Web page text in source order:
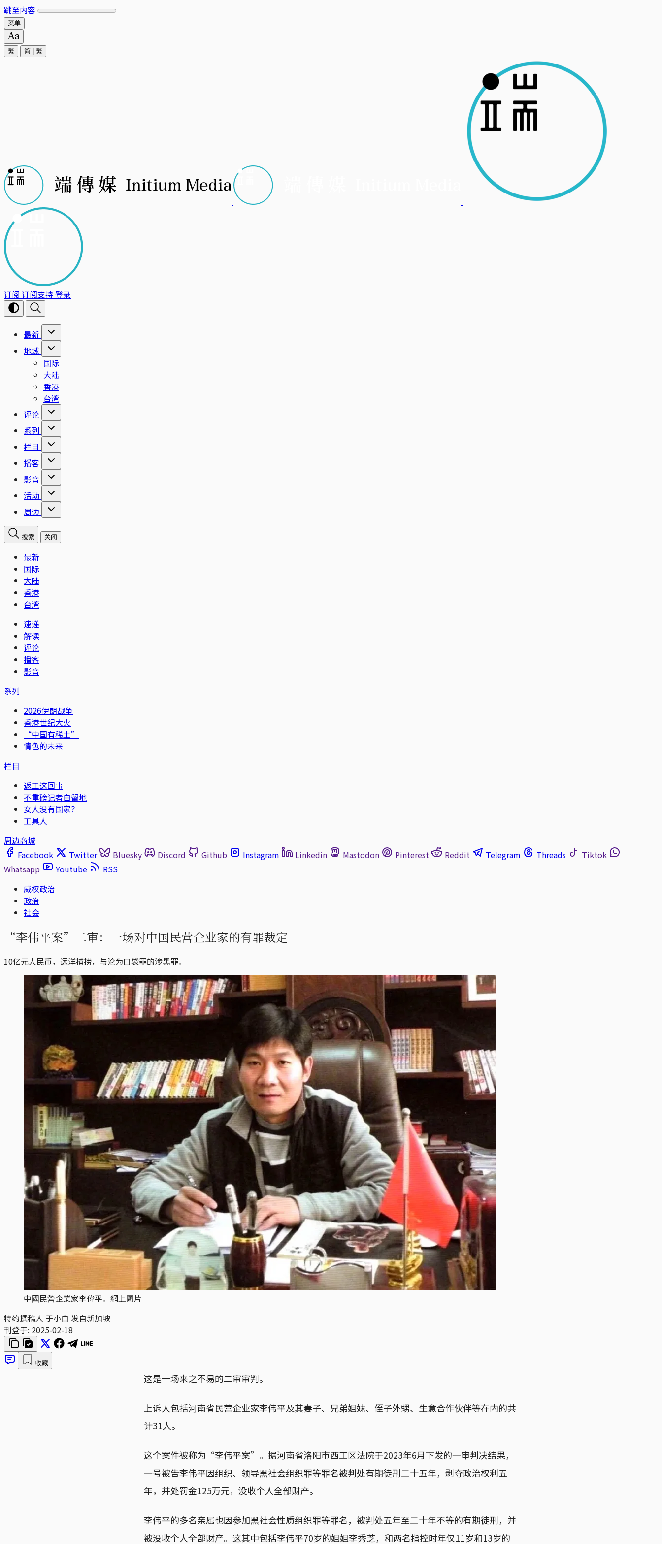
跳至内容
菜单
繁 简 繁
订阅 订阅支持登录
最新
地域
国际
大陆
香港
台湾
评论
系列
栏目
播客
影音
活动
周边
搜索 关闭
最新
国际
大陆
香港
台湾
速递
解读
评论
播客
影音
系列
2026伊朗战争
香港世纪大火
“中国有稀土”
情色的未来
栏目
返工这回事
不重磅记者自留地
女人没有国家？
工具人
周边商城
Facebook
Twitter Bluesky Discord Github Instagram Linkedin Mastodon Pinterest Reddit Telegram Threads
Tiktok
Whatsapp
Youtube
RSS
威权政治
政治
社会
“李伟平案”二审：一场对中国民营企业家的有罪裁定
10亿元人民币，远洋捕捞，与沦为口袋罪的涉黑罪。
中國民營企業家李偉平。網上圖片
特约撰稿人 于小白 发自新加坡
刊登于: 2025-02-18
收藏
这是一场来之不易的二审审判。
上诉人包括河南省民营企业家李伟平及其妻子、兄弟姐妹、侄子外甥、生意合作伙伴等在内的共
计31人。
这个案件被称为“李伟平案”。据河南省洛阳市西工区法院于2023年6月下发的一审判决结果，
一号被告李伟平因组织、领导黑社会组织罪等罪名被判处有期徒刑二十五年，剥夺政治权利五
年，并处罚金125万元，没收个人全部财产。
李伟平的多名亲属也因参加黑社会性质组织罪等罪名，被判处五年至二十年不等的有期徒刑，并
被没收个人全部财产。这其中包括李伟平70岁的姐姐李秀芝，和两名指控时年仅11岁和13岁的